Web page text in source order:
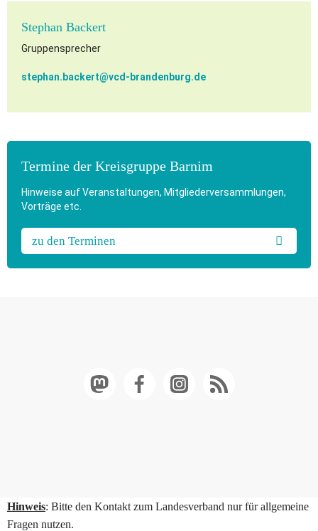
Stephan Backert
Gruppensprecher
stephan.backert@vcd-brandenburg.de
Termine der Kreisgruppe Barnim
Hinweise auf Veranstaltungen, Mitgliederversammlungen,
Vorträge etc.
zu den Terminen
Hinweis: Bitte den Kontakt zum Landesverband nur für allgemeine
Fragen nutzen.